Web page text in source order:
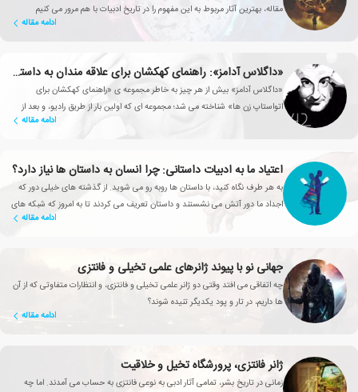
مقاله، بهترین آثار مربوط به این مفهوم را در تاریخ ادبیات با هم مرور می کنیم
ادامه مقاله
«داگلاس آدامز»: راهنمای کهکشان برای علاقه مندان به داستان ها
«داگلاس آدامز» بیش از هر چیز به خاطر مجموعه ی «راهنمای کهکشان برای
اتواستاپ زن ها» شناخته می شد؛ مجموعه ای که اولین بار از طریق رادیو، و بعد از
ادامه مقاله
اعتیاد ما به ادبیات داستانی: چرا انسان به داستان ها نیاز دارد؟
به هر طرف نگاه کنید، با داستان ها روبه رو می شوید. از گذشته های خیلی دور که
اجداد ما دور آتش می نشستند و داستان تعریف می کردند تا به امروز که شبکه های
ادامه مقاله
جهانی نو با پیوند ژانرهای علمی تخیلی و فانتزی
چه اتفاقی می افتد وقتی دو ژانر علمی تخیلی و فانتزی، و انتظارات متفاوتی که از آن
ها داریم، در تار و پود یکدیگر تنیده شوند؟
ادامه مقاله
ژانر فانتزی، پرورشگاه تخیل و خلاقیت
زمانی در تاریخ بشر، تمامی آثار ادبی به نوعی فانتزی به حساب می آمدند. اما چه